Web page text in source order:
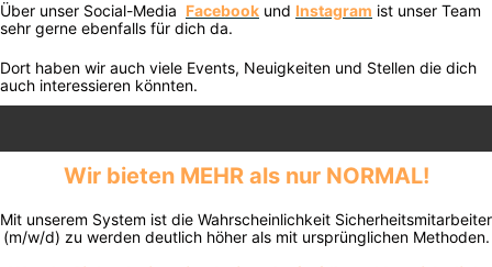
Über unser Social-Media Facebook und Instagram ist unser Team
sehr gerne ebenfalls für dich da.
Dort haben wir auch viele Events, Neuigkeiten und Stellen die dich
auch interessieren könnten.
Wir bieten MEHR als nur NORMAL!
Mit unserem System ist die Wahrscheinlichkeit Sicherheitsmitarbeiter
(m/w/d) zu werden deutlich höher als mit ursprünglichen Methoden.